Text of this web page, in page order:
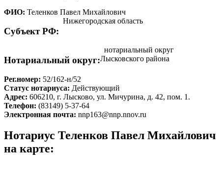
ФИО: Теленков Павел Михайлович
Cубъект РФ:
Нижегородская область
Нотариальный округ:
нотариальный округ
Лысковского района
Рег.номер: 52/162-н/52
Статус нотариуса: Действующий
Адрес: 606210, г. Лысково, ул. Мичурина, д. 42, пом. 1.
Телефон: (83149) 5-37-64
Электронная почта: nnp163@nnp.nnov.ru
Нотариус Теленков Павел Михайлович
на карте: